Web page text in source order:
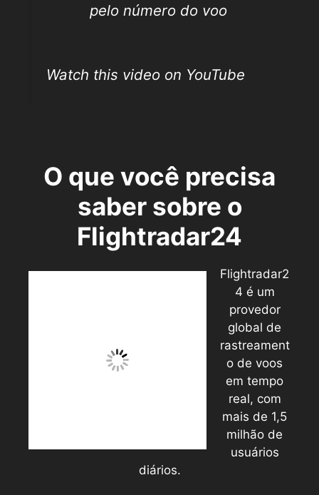
pelo número do voo
Watch this video on YouTube
O que você precisa
saber sobre o
Flightradar24
Flightradar2
4 é um
provedor
global de
rastreament
o de voos
em tempo
real, com
mais de 1,5
milhão de
usuários
diários.